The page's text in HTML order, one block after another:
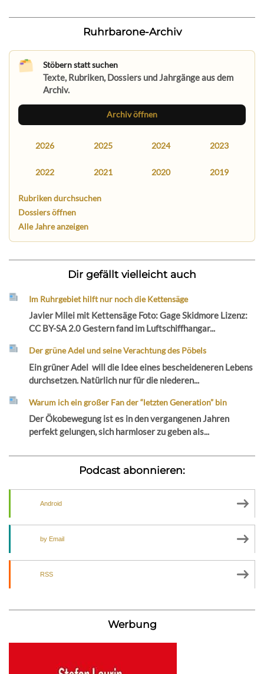
Ruhrbarone-Archiv
Stöbern statt suchen
Texte, Rubriken, Dossiers und Jahrgänge aus dem
Archiv.
Archiv öffnen
2026 2025 2024 2023
2022 2021 2020 2019
Rubriken durchsuchen
Dossiers öffnen
Alle Jahre anzeigen
Dir gefällt vielleicht auch
Im Ruhrgebiet hilft nur noch die Kettensäge
Javier Milei mit Kettensäge Foto: Gage Skidmore Lizenz:
CC BY-SA 2.0 Gestern fand im Luftschiffhangar...
Der grüne Adel und seine Verachtung des Pöbels
Ein grüner Adel will die Idee eines bescheideneren Lebens
durchsetzen. Natürlich nur für die niederen...
Warum ich ein großer Fan der “letzten Generation” bin
Der Ökobewegung ist es in den vergangenen Jahren
perfekt gelungen, sich harmloser zu geben als...
Podcast abonnieren:
Android
by Email
RSS
Werbung